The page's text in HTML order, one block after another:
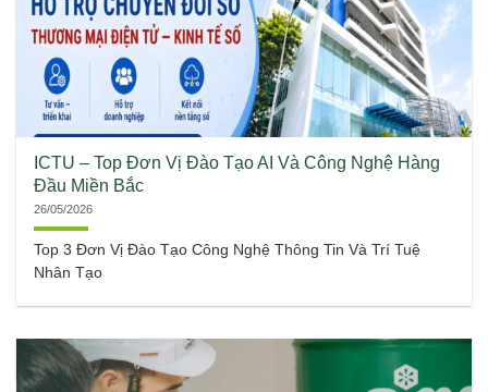
ICTU – Top Đơn Vị Đào Tạo AI Và Công Nghệ Hàng
Đầu Miền Bắc
26/05/2026
Top 3 Đơn Vị Đào Tạo Công Nghệ Thông Tin Và Trí Tuệ
Nhân Tạo